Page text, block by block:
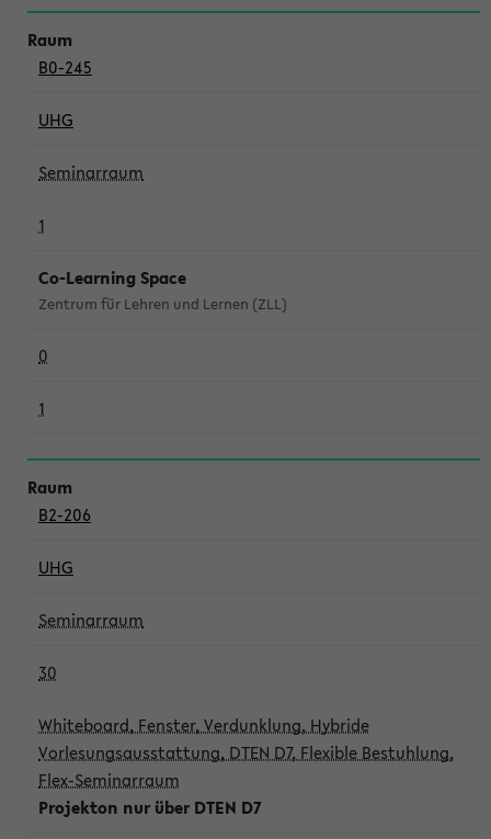
B0-245
UHG
Seminarraum
1
Co-Learning Space
Zentrum für Lehren und Lernen (ZLL)
0
1
B2-206
UHG
Seminarraum
30
Whiteboard, Fenster, Verdunklung, Hybride
Vorlesungsausstattung, DTEN D7, Flexible Bestuhlung,
Flex-Seminarraum
Projekton nur über DTEN D7